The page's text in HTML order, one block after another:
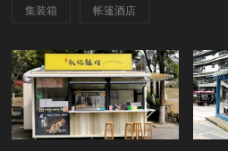
集装箱 帐篷酒店